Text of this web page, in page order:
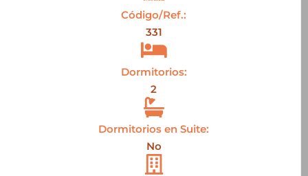
Código/Ref.:
331
Dormitorios:
2
Dormitorios en Suite:
No